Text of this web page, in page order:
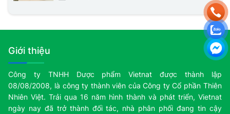
Giới thiệu
Công ty TNHH Dược phẩm Vietnat được thành lập
08/08/2008, là công ty thành viên của Công ty Cổ phần Thiên
Nhiên Việt. Trải qua 16 năm hình thành và phát triển, Vietnat
ngày nay đã trở thành đối tác, nhà phân phối đang tin cậy